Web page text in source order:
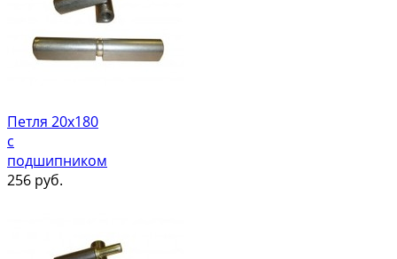
Петля 20х180
с
подшипником
256 руб.